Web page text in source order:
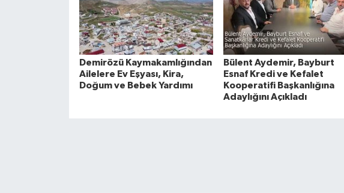
Demirözü Kaymakamlığından
Ailelere Ev Eşyası, Kira,
Doğum ve Bebek Yardımı
Bülent Aydemir, Bayburt
Esnaf Kredi ve Kefalet
Kooperatifi Başkanlığına
Adaylığını Açıkladı